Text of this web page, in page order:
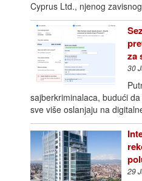
Cyprus Ltd., njenog zavisnog
za
30
sajberkriminalaca, budući
sve više oslanjaju na
29